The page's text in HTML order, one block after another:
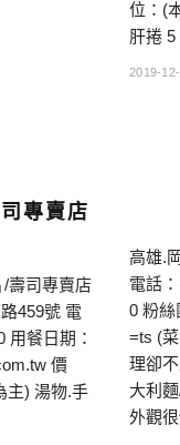
位：(
肝捲
2019-
專賣店
司專賣店
459號 電
用餐日期：
價
主) 湯物.手
高雄.
電話
0 粉絲
=ts (
理卻
大利
外觀